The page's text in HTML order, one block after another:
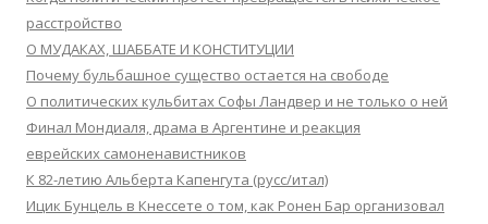
расстройство
О МУДАКАХ, ШАББАТЕ И КОНСТИТУЦИИ
Почему бульбашное существо остается на свободе
О политических кульбитах Софы Ландвер и не только о ней
Финал Мондиаля, драма в Аргентине и реакция
еврейских самоненавистников
К 82-летию Альберта Капенгута (русс/итал)
Ицик Бунцель в Кнессете о том, как Ронен Бар организовал